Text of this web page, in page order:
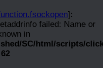
]:
failed: Name or
in
SC/html/scripts/
62